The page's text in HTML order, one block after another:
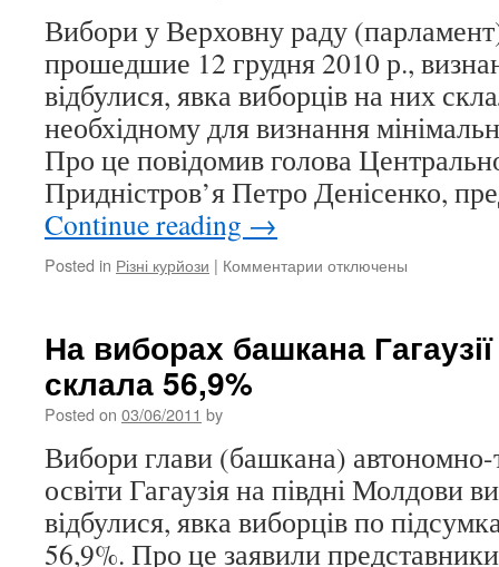
Росією
Вибори у Верховну раду
прошедшие 12 грудня 2010 р.,
відбулися, явка виборців на них
необхідному для визнання
Про це повідомив голова
Придністров’я Петро Денісенко,
Continue reading →
Posted in Різні курйози | Комментарии к
у
склала
42,6%
отключены
На виборах башкана
склала 56,9%
Posted on 03/06/2011 by
Вибори глави (башкана) автономно-
освіти Гагаузія на півдні Молдови
відбулися, явка виборців по
56,9%. Про це заявили